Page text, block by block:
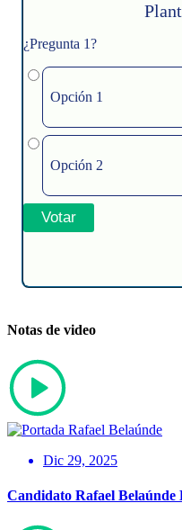
¿Pregunta 1?
Opción 1
Opción 2
Notas de video
Dic 29, 2025
Candidato Rafael Belaúnde